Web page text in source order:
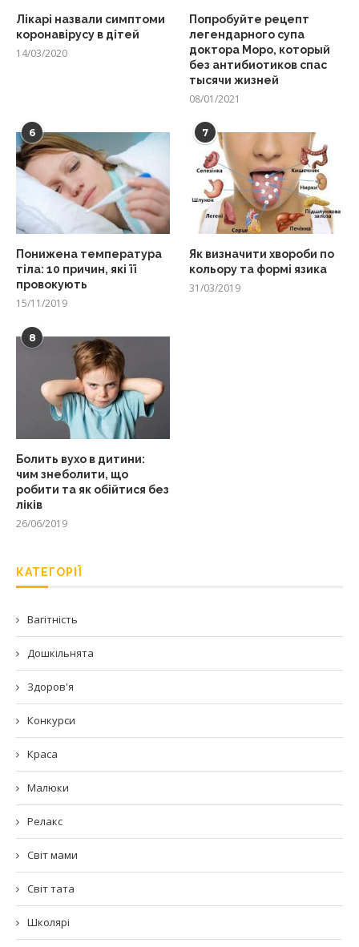
Лікарі назвали симптоми
коронавірусу в дітей
14/03/2020
Попробуйте рецепт
легендарного супа
доктора Моро, который
без антибиотиков спас
тысячи жизней
08/01/2021
6
Понижена температура
тіла: 10 причин, які її
провокують
15/11/2019
7
Як визначити хвороби по
кольору та формі язика
31/03/2019
8
Болить вухо в дитини:
чим знеболити, що
робити та як обійтися без
ліків
26/06/2019
КАТЕГОРІЇ
Вагітність
Дошкільнята
Здоров'я
Конкурси
Краса
Малюки
Релакс
Світ мами
Світ тата
Школярі